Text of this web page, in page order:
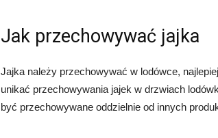
Jak przechowywać jajka
Jajka należy przechowywać w lodówce,
unikać przechowywania jajek w drzwiach
być przechowywane oddzielnie od innych